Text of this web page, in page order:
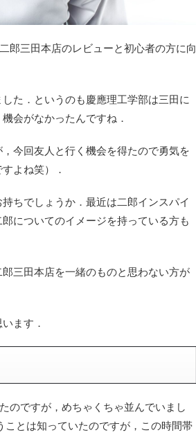
郎三田本店のレビューと初心者の方に向
た．というのも慶應理工学部は三田に
会がなかったんですね．
今回友人と行く機会を得たので勇気を
よね笑）．
ちでしょうか．最近は二郎インスパイ
についてのイメージを持っている方も
三田本店を一緒のものと思わない方が
ます．
のですが，めちゃくちゃ並んでいまし
とは知っていたのですが，この時間帯